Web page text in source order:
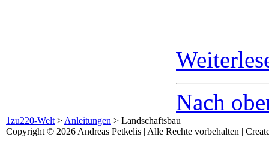
Nach
1zu220-Welt > Anleitungen > Landschaftsbau
Copyright © 2026 Andreas Petkelis | Alle Rechte vorbehalten |